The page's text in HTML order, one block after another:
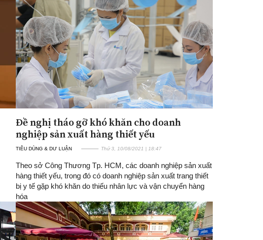
Đề nghị tháo gỡ khó khăn cho doanh
nghiệp sản xuất hàng thiết yếu
TIÊU DÙNG & DƯ LUẬN Thứ 3, 10/08/2021 | 18:47
Theo sở Công Thương Tp. HCM, các doanh nghiệp sản xuất
hàng thiết yếu, trong đó có doanh nghiệp sản xuất trang thiết
bị y tế gặp khó khăn do thiếu nhân lực và vận chuyển hàng
hóa